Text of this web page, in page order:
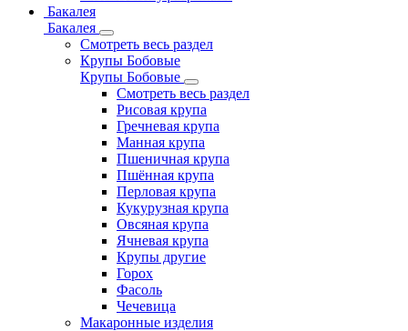
Бакалея
Бакалея
Смотреть весь раздел
Крупы Бобовые
Крупы Бобовые
Смотреть весь раздел
Рисовая крупа
Гречневая крупа
Манная крупа
Пшеничная крупа
Пшённая крупа
Перловая крупа
Кукурузная крупа
Овсяная крупа
Ячневая крупа
Крупы другие
Горох
Фасоль
Чечевица
Макаронные изделия